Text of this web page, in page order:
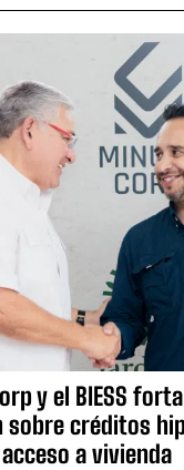
y el BIESS
sobre créditos
acceso a vivienda